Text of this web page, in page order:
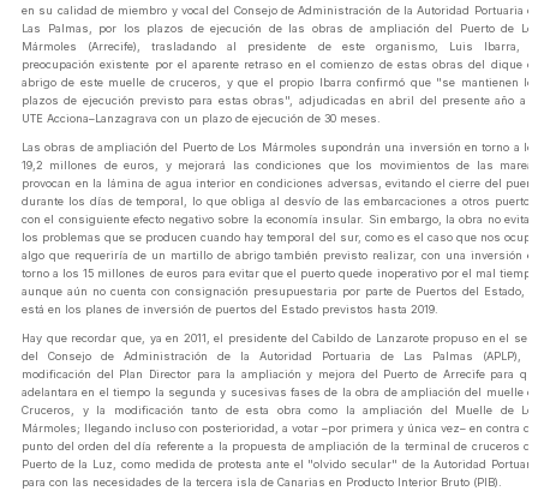
en su calidad de miembro y vocal del Consejo de Administración de la Autoridad Portuaria
Las Palmas, por los plazos de ejecución de las obras de ampliación del Puerto de
Mármoles (Arrecife), trasladando al presidente de este organismo, Luis Ibarra,
preocupación existente por el aparente retraso en el comienzo de estas obras del dique
abrigo de este muelle de cruceros, y que el propio Ibarra confirmó que "se mantienen
plazos de ejecución previsto para estas obras", adjudicadas en abril del presente año a
UTE Acciona–Lanzagrava con un plazo de ejecución de 30 meses.
Las obras de ampliación del Puerto de Los Mármoles supondrán una inversión en torno a
19,2 millones de euros, y mejorará las condiciones que los movimientos de las
provocan en la lámina de agua interior en condiciones adversas, evitando el cierre del
durante los días de temporal, lo que obliga al desvío de las embarcaciones a otros
con el consiguiente efecto negativo sobre la economía insular. Sin embargo, la obra no
los problemas que se producen cuando hay temporal del sur, como es el caso que nos
algo que requeriría de un martillo de abrigo también previsto realizar, con una inversión
torno a los 15 millones de euros para evitar que el puerto quede inoperativo por el mal
aunque aún no cuenta con consignación presupuestaria por parte de Puertos del Estado,
está en los planes de inversión de puertos del Estado previstos hasta 2019.
Hay que recordar que, ya en 2011, el presidente del Cabildo de Lanzarote propuso en el
del Consejo de Administración de la Autoridad Portuaria de Las Palmas (APLP),
modificación del Plan Director para la ampliación y mejora del Puerto de Arrecife para
adelantara en el tiempo la segunda y sucesivas fases de la obra de ampliación del muelle
Cruceros, y la modificación tanto de esta obra como la ampliación del Muelle de
Mármoles; llegando incluso con posterioridad, a votar –por primera y única vez– en contra
punto del orden del día referente a la propuesta de ampliación de la terminal de cruceros
Puerto de la Luz, como medida de protesta ante el "olvido secular" de la Autoridad
para con las necesidades de la tercera isla de Canarias en Producto Interior Bruto (PIB).